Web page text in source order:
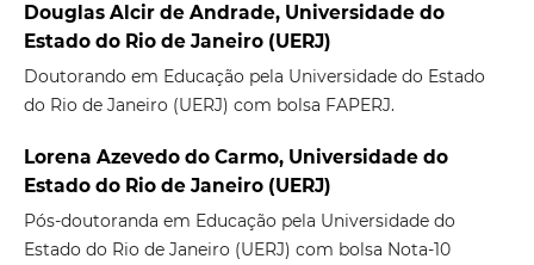
Douglas Alcir de Andrade, Universidade do
Estado do Rio de Janeiro (UERJ)
Doutorando em Educação pela Universidade do Estado
do Rio de Janeiro (UERJ) com bolsa FAPERJ.
Lorena Azevedo do Carmo, Universidade do
Estado do Rio de Janeiro (UERJ)
Pós-doutoranda em Educação pela Universidade do
Estado do Rio de Janeiro (UERJ) com bolsa Nota-10